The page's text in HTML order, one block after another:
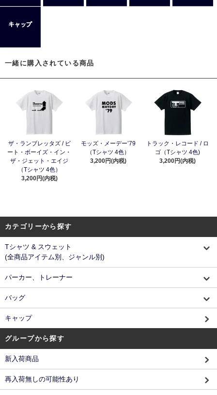
一緒に購入されている商品
ザ・ランブレッタズ / ビ
ート・ボーイズ・イン・
ザ・ジェット・エイジ
（Tシャツ 4色）
3,200円(内税)
モッズ・メーデー’79
（Tシャツ 4色）
3,200円(内税)
トラック・レコード / ロ
ゴ（Tシャツ 4色)
3,200円(内税)
カテゴリーから探す
Tシャツ & スウェット
(全商品アイテム別、ジャンル別)
パーカー、トレーナー
バッグ
キャップ
グループから探す
新入荷商品
再入荷無しの可能性あり